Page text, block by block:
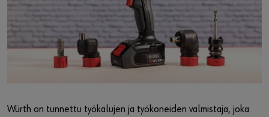
Würth on tunnettu työkalujen ja työkoneiden valmistaja, joka